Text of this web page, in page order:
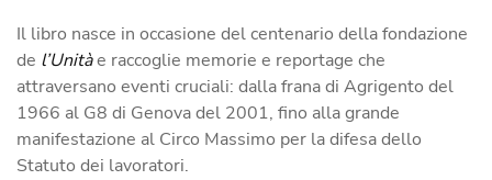
Il libro nasce in occasione del centenario della fondazione
de l’Unitàe raccoglie memorie e reportage che
attraversano eventi cruciali: dalla frana di Agrigento del
1966 al G8 di Genova del 2001, fino alla grande
manifestazione al Circo Massimo per la difesa dello
Statuto dei lavoratori.